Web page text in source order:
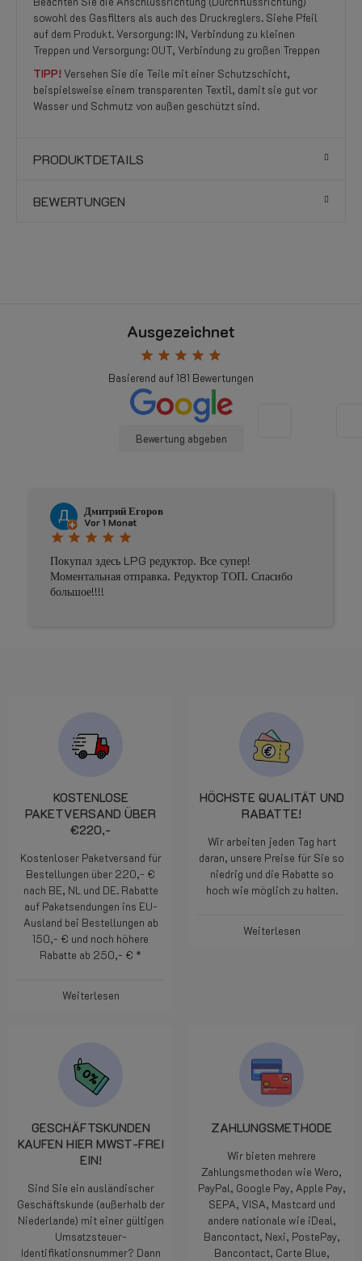
sowohl des Gasfilters als auch des Druckreglers. Siehe Pfeil
auf dem Produkt. Versorgung: IN, Verbindung zu kleinen
Treppen und Versorgung: OUT, Verbindung zu großen Treppen
TIPP! Versehen Sie die Teile mit einer Schutzschicht,
beispielsweise einem transparenten Textil, damit sie gut vor
Wasser und Schmutz von außen geschützt sind.
PRODUKTDETAILS
BEWERTUNGEN
Ausgezeichnet
star star star star star
Basierend auf181 Bewertungen
Bewertung abgeben
Дмитрий Егоров
Vor 1 Monat
star star star star star
Покупал здесь LPG редуктор. Все супер!
Моментальная отправка. Редуктор ТОП. Спасибо
большое!!!!
KOSTENLOSE
PAKETVERSAND ÜBER
€220,-
Kostenloser Paketversand für
Bestellungen über 220,- €
nach BE, NL und DE. Rabatte
auf Paketsendungen ins EU-
Ausland bei Bestellungen ab
150,- € und noch höhere
Rabatte ab 250,- € *
Weiterlesen
HÖCHSTE QUALITÄT UND
RABATTE!
Wir arbeiten jeden Tag hart
daran, unsere Preise für Sie so
niedrig und die Rabatte so
hoch wie möglich zu halten.
Weiterlesen
GESCHÄFTSKUNDEN
KAUFEN HIER MWST-FREI
EIN!
Sind Sie ein ausländischer
Geschäftskunde (außerhalb der
Niederlande) mit einer gültigen
Umsatzsteuer-
Identifikationsnummer? Dann
ZAHLUNGSMETHODE
Wir bieten mehrere
Zahlungsmethoden wie Wero,
PayPal, Google Pay, Apple Pay,
SEPA, VISA, Mastcard und
andere nationale wie iDeal,
Bancontact, Nexi, PostePay,
Bancontact, Carte Blue,